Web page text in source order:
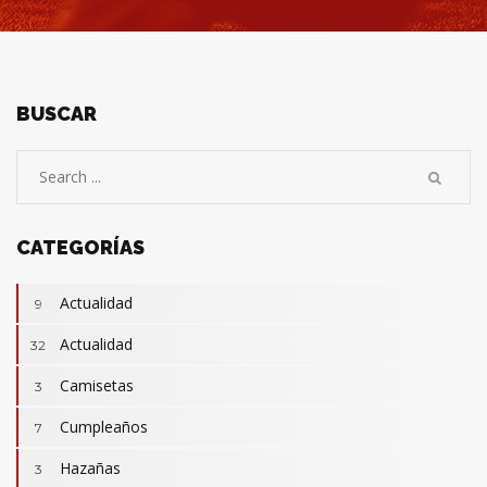
BUSCAR
CATEGORÍAS
9 Actualidad
32 Actualidad
3 Camisetas
7 Cumpleaños
3 Hazañas